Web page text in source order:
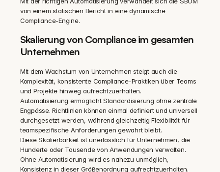
von einem statischen Bericht in eine dynamische
Compliance-Engine.
Skalierung von Compliance im gesamten
Unternehmen
Mit dem Wachstum von Unternehmen steigt auch die
Komplexität, konsistente Compliance-Praktiken über Teams
und Projekte hinweg aufrechtzuerhalten.
Automatisierung ermöglicht Standardisierung ohne zentrale
Engpässe. Richtlinien können einmal definiert und universell
durchgesetzt werden, während gleichzeitig Flexibilität für
teamspezifische Anforderungen gewahrt bleibt.
Diese Skalierbarkeit ist unerlässlich für Unternehmen, die
Hunderte oder Tausende von Anwendungen verwalten.
Ohne Automatisierung wird es nahezu unmöglich,
Konsistenz in dieser Größenordnung aufrechtzuerhalten.